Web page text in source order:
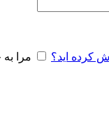
کرده اید؟
مرا به